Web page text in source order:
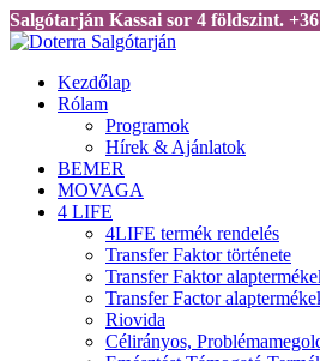
Salgótarján Kassai sor 4 földszint.
Kezdőlap
Rólam
Programok
Hírek & Ajánlatok
BEMER
MOVAGA
4 LIFE
4LIFE termék rendelés
Transfer Faktor története
Transfer Faktor
Transfer Factor
Riovida
Célirányos,